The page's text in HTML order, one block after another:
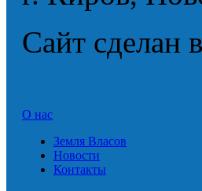
Сайт сделан в
О нас
Земля Власов
Новости
Контакты